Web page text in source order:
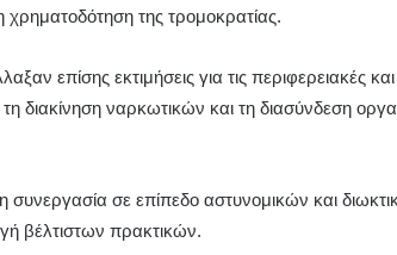
χρηματοδότηση της τρομοκρατίας.
επίσης εκτιμήσεις για τις περιφερειακές
διακίνηση ναρκωτικών και τη διασύνδεση
συνεργασία σε επίπεδο αστυνομικών και
βέλτιστων πρακτικών.